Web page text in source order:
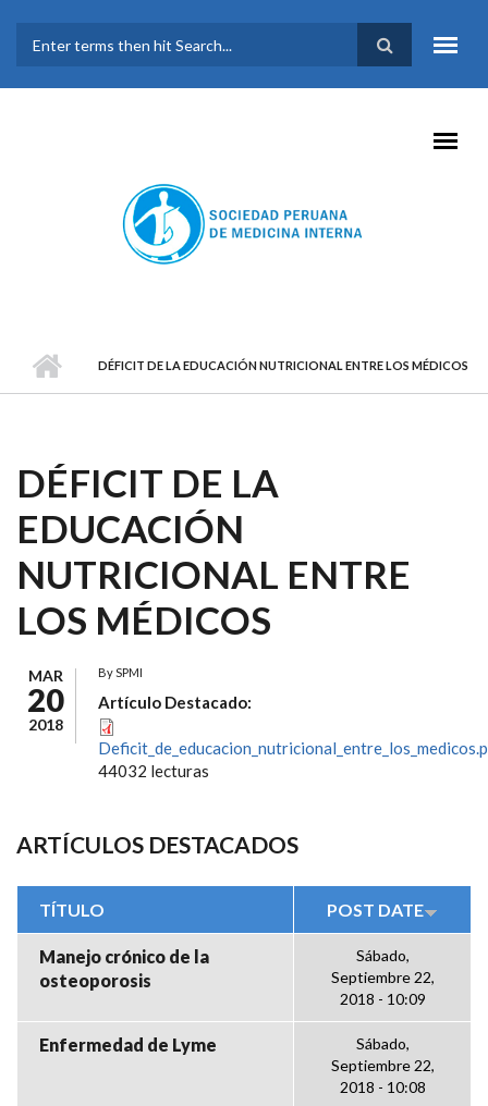
FORMULARIO DE
BÚSQUEDA
DÉFICIT DE LA EDUCACIÓN NUTRICIONAL ENTRE LOS MÉDICOS
DÉFICIT DE LA
EDUCACIÓN
NUTRICIONAL ENTRE
LOS MÉDICOS
MAR
20
2018
BySPMI
Artículo Destacado:
44032 lecturas
ARTÍCULOS DESTACADOS
TÍTULO POST DATE
Manejo crónico de la
osteoporosis
Sábado,
Septiembre 22,
2018 - 10:09
Enfermedad de Lyme
Sábado,
Septiembre 22,
2018 - 10:08